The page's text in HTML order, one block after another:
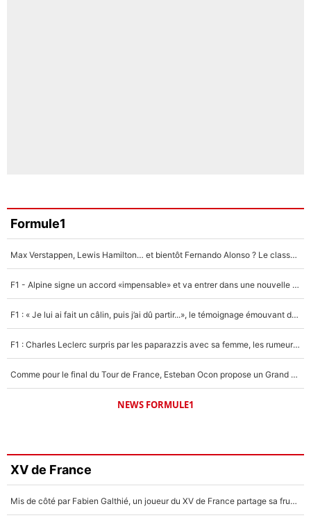
Formule1
Max Verstappen, Lewis Hamilton… et bientôt Fernando Alonso ? Le classement des pilotes les mieux payés en Formule 1 risque de changer !
F1 - Alpine signe un accord «impensable» et va entrer dans une nouvelle dimension : Grande nouvelle pour Pierre Gasly !
F1 : « Je lui ai fait un câlin, puis j’ai dû partir...», le témoignage émouvant de Max Verstappen sur sa fille
F1 : Charles Leclerc surpris par les paparazzis avec sa femme, les rumeurs étaient vraies !
Comme pour le final du Tour de France, Esteban Ocon propose un Grand Prix de Formule 1 à Paris : «Autour de l’Arc de Triomphe, ce serait génial» !
NEWS FORMULE1
XV de France
Mis de côté par Fabien Galthié, un joueur du XV de France partage sa frustration : «ils ne me l’ont pas dit tout de suite»